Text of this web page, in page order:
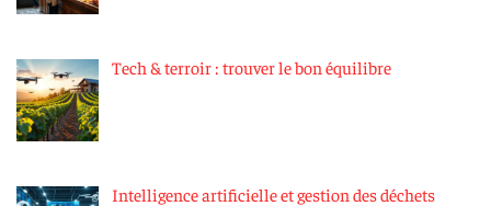
Tech & terroir : trouver le bon équilibre
Intelligence artificielle et gestion des déchets